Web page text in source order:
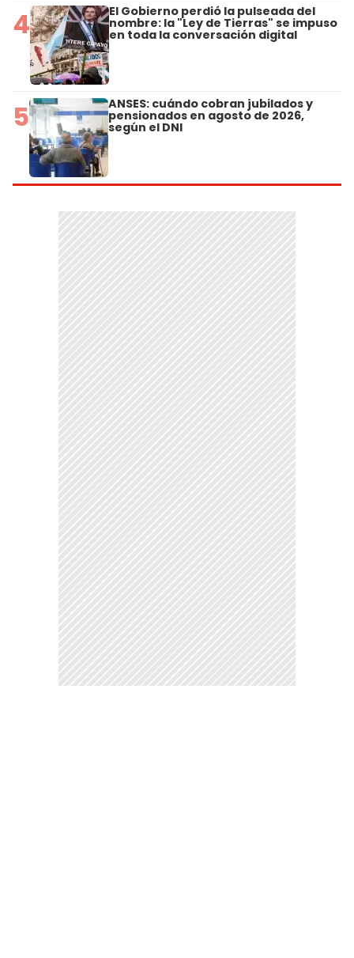
4 El Gobierno perdió la pulseada del
nombre: la "Ley de Tierras" se impuso
en toda la conversación digital
5 ANSES: cuándo cobran jubilados y
pensionados en agosto de 2026,
según el DNI